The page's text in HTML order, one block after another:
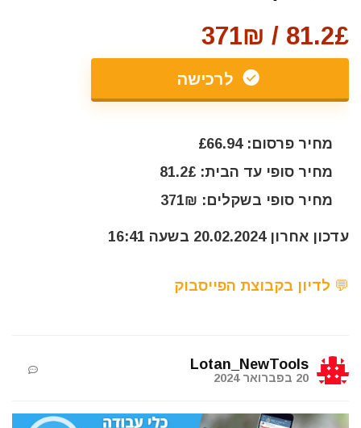
81.2£ / 371₪
לרכישה
מחיר פרסום: £66.94
מחיר סופי עד הבית: 81.2£
מחיר סופי בשקלים: 371₪
עדכון אחרון 20.02.2024 בשעה 16:41
💬 לדיון בקבוצת הפייסבוק
Lotan_NewTools
20 בפברואר 2024